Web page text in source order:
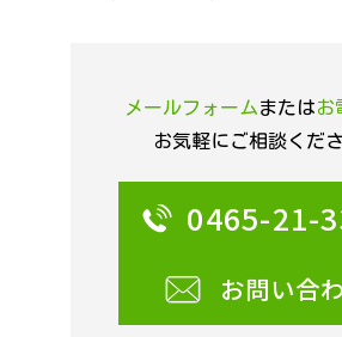
メールフォームまたはお
お気軽にご相談くださ
0465-21-
お問い合